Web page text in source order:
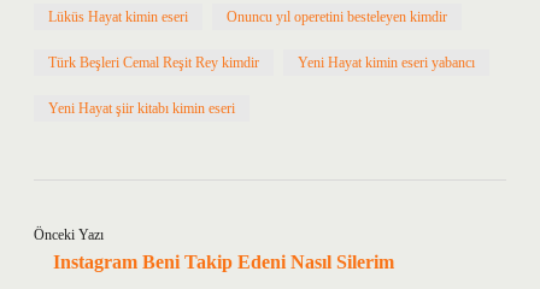
Lüküs Hayat kimin eseri Onuncu yıl operetini besteleyen kimdir
Türk Beşleri Cemal Reşit Rey kimdir Yeni Hayat kimin eseri yabancı
Yeni Hayat şiir kitabı kimin eseri
Önceki Yazı
Instagram Beni Takip Edeni Nasıl Silerim